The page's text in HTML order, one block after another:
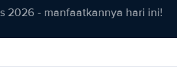
2026 - manfaatkannya hari ini!